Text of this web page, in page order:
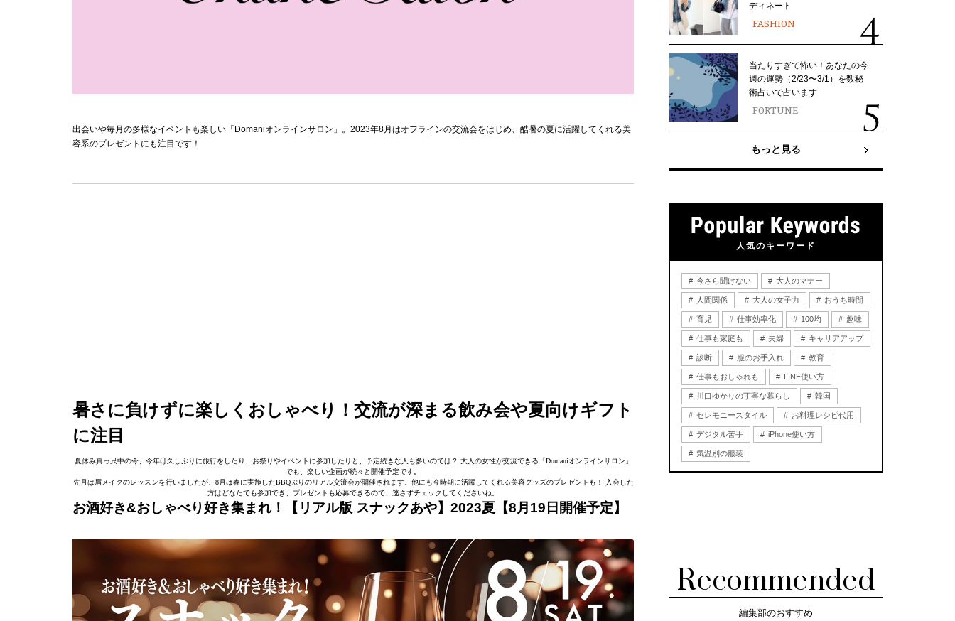
出会いや毎月の多様なイベントも楽しい「Domaniオンラインサロン」。2023年8月はオフラインの交流会をはじめ、酷暑の夏に活躍してくれる美
容系のプレゼントにも注目です！
暑さに負けずに楽しくおしゃべり！交流が深まる飲み会や夏向けギフト
に注目
夏休み真っ只中の今、今年は久しぶりに旅行をしたり、お祭りやイベントに参加したりと、予定続きな人も多いのでは？ 大人の女性が交流できる「Domaniオンラインサロン」
でも、楽しい企画が続々と開催予定です。
先月は眉メイクのレッスンを行いましたが、8月は春に実施したBBQぶりのリアル交流会が開催されます。他にも今時期に活躍してくれる美容グッズのプレゼントも！ 入会した
方はどなたでも参加でき、プレゼントも応募できるので、逃さずチェックしてくださいね。
お酒好き&おしゃべり好き集まれ！【リアル版 スナックあや】2023夏【8月19日開催予定】
ディネート
FASHION
当たりすぎて怖い！あなたの今
週の運勢（2/23〜3/1）を数秘
術占いで占います
FORTUNE
もっと見る
人気のキーワード
今さら聞けない 大人のマナー
人間関係 大人の女子力 おうち時間
育児 仕事効率化 100均 趣味
仕事も家庭も 夫婦 キャリアアップ
診断 服のお手入れ 教育
仕事もおしゃれも LINE使い方
川口ゆかりの丁寧な暮らし 韓国
セレモニースタイル お料理レシピ代用
デジタル苦手 iPhone使い方
気温別の服装
Recommended
編集部のおすすめ